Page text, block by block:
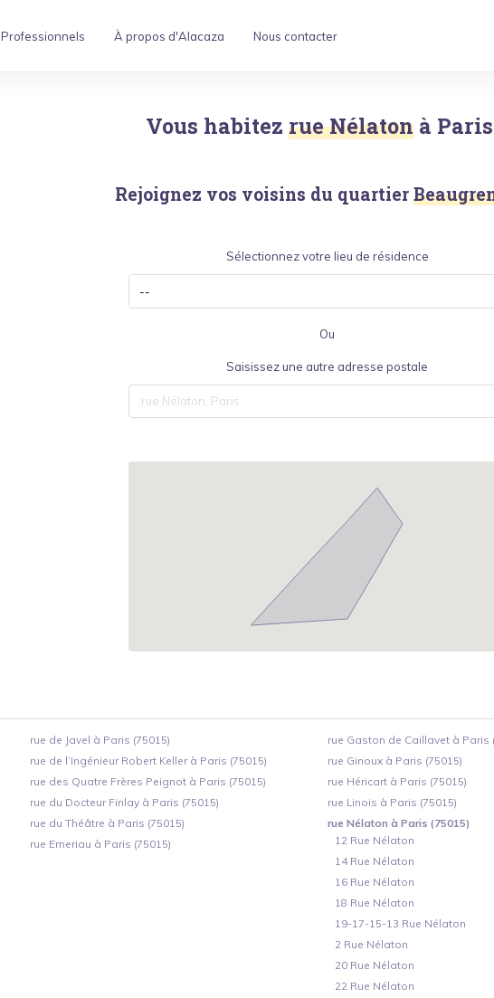
Professionnels À propos d'Alacaza Nous contacter
Vous habitez rue Nélaton à Paris
Rejoignez vos voisins du quartier
Sélectionnez votre lieu de résidence
Ou
Saisissez une autre adresse postale
rue de Javel à Paris (75015)
rue de l’Ingénieur Robert Keller à Paris (75015)
rue des Quatre Frères Peignot à Paris (75015)
rue du Docteur Finlay à Paris (75015)
rue du Théâtre à Paris (75015)
rue Emeriau à Paris (75015)
rue Gaston de Caillavet à Paris
rue Ginoux à Paris (75015)
rue Héricart à Paris (75015)
rue Linois à Paris (75015)
rue Nélaton à Paris (75015)
12 Rue Nélaton
14 Rue Nélaton
16 Rue Nélaton
18 Rue Nélaton
19-17-15-13 Rue Nélaton
2 Rue Nélaton
20 Rue Nélaton
22 Rue Nélaton